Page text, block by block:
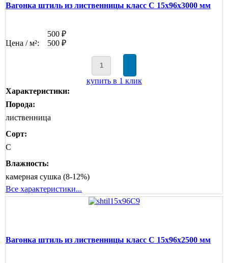
Вагонка штиль из лиственницы класс С 15x96x3000 мм
500 ₽
Цена / м²:
500 ₽
купить в 1 клик
Характеристики:
Порода:
лиственница
Сорт:
C
Влажность:
камерная сушка (8-12%)
Все характеристики...
Вагонка штиль из лиственницы класс С 15x96x2500 мм